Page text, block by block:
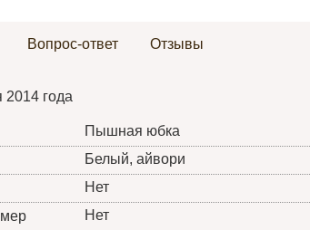
Вопрос-ответ Отзывы
2014 года
Пышная юбка
Белый, айвори
Нет
Нет